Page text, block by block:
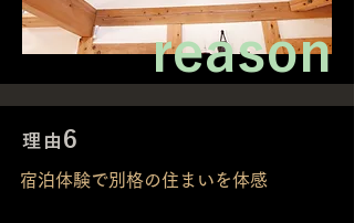
reason
理由 6
宿泊体験で別格の住まいを体感